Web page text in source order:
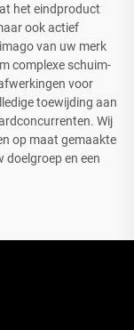
het eindproduct
ook actief
van uw merk
complexe schuim-
voor
toewijding aan
Wij
op maat gemaakte
doelgroep en een